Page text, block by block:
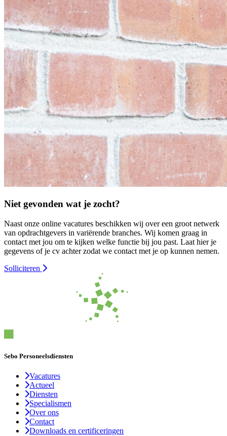
Niet gevonden wat je zocht?
Naast onze online vacatures beschikken wij over een groot netwerk
van opdrachtgevers in variërende branches. Wij komen graag in
contact met jou om te kijken welke functie bij jou past. Laat hier je
gegevens of je cv achter zodat we contact met je op kunnen nemen.
Solliciteren
Sebo Personeelsdiensten
Vacatures
Actueel
Diensten
Specialismen
Over ons
Contact
Downloads en certificeringen